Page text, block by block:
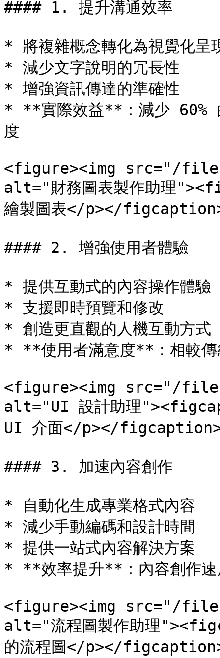
#### 1. 提升溝通效率
* 將複雜概念轉化為視覺化呈
* 減少文字說明的冗長性
* 增強資訊傳達的準確性
* **實際效益**：減少 60%
度
<figure><img src="/
alt="財務圖表製作助理
繪製圖表</p></
#### 2. 增強使用者體驗
* 提供互動式的內容操作體驗
* 支援即時預覽和修改
* 創造更直觀的人機互動方式
* **使用者滿意度**：相較傳
<figure><img src="/files/
alt="UI 設計助理
UI 介面</p></
#### 3. 加速內容創作
* 自動化生成專業格式內容
* 減少手動編碼和設計時間
* 提供一站式內容解決方案
* **效率提升**：內容創作
<figure><img src="/files/
alt="流程圖製作助理
的流程圖</p></